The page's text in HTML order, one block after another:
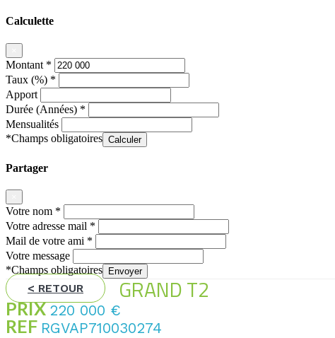
Calculette
Montant *
Taux (%) *
Apport
Durée (Années) *
Mensualités
*Champs obligatoires Calculer
Partager
Votre nom *
Votre adresse mail *
Mail de votre ami *
Votre message
*Champs obligatoires
Envoyer
< RETOUR GRAND T2
PRIX 220 000 €
REF RGVAP710030274